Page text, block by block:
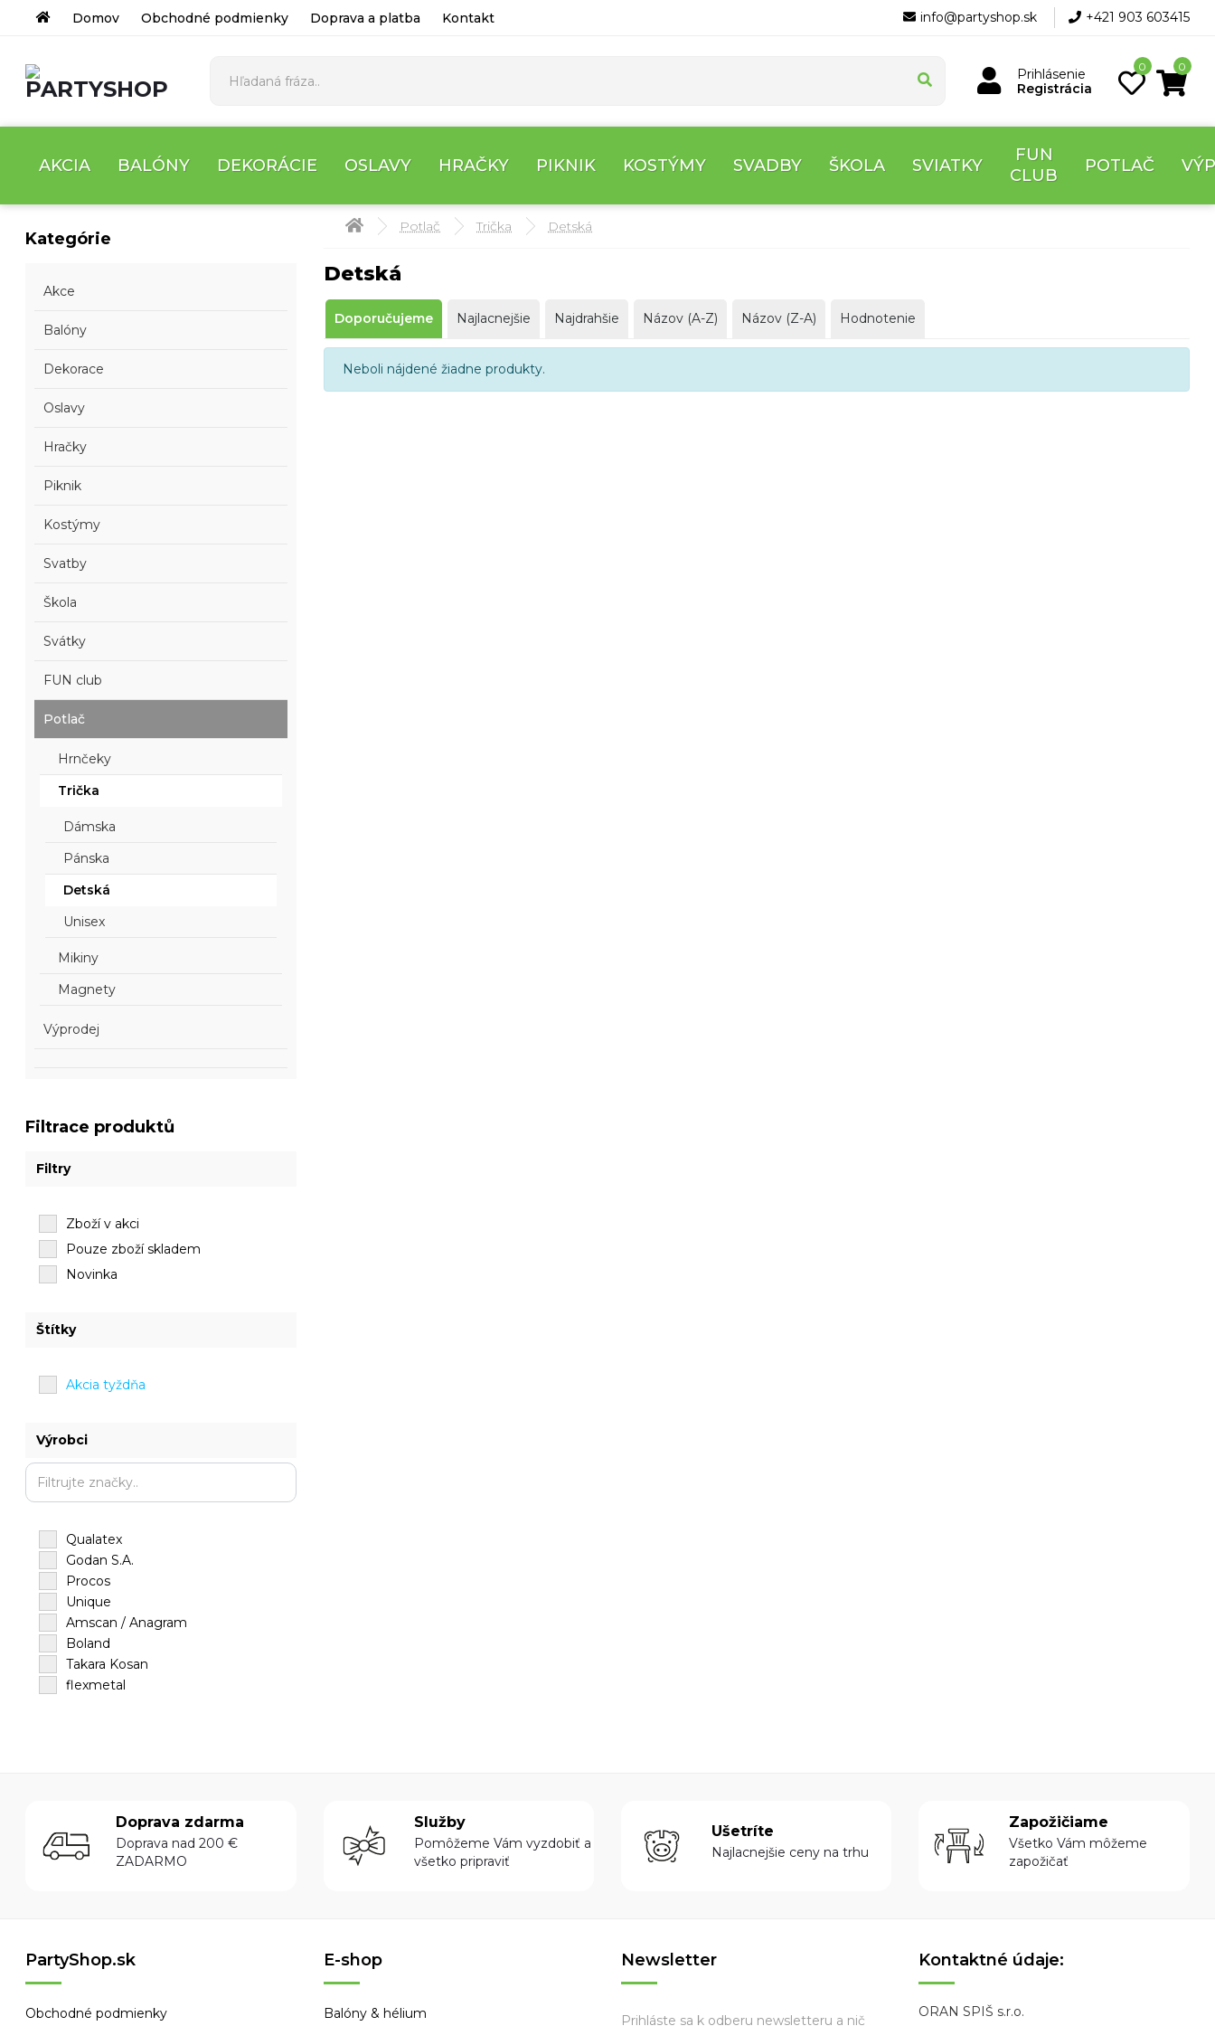
Domov Obchodné podmienky Doprava a platba Kontakt info@partyshop.sk +421 903 603415
Prihlásenie
Registrácia
0 0
AKCIA BALÓNY DEKORÁCIE OSLAVY HRAČKY PIKNIK KOSTÝMY SVADBY ŠKOLA SVIATKY
FUN
CLUB
POTLAČ
Kategórie
Akce
Balóny
Dekorace
Oslavy
Hračky
Piknik
Kostýmy
Svatby
Škola
Svátky
FUN club
Potlač
Hrnčeky
Trička
Dámska
Pánska
Detská
Unisex
Mikiny
Magnety
Výprodej
Filtrace produktů
Filtry
Zboží v akci
Pouze zboží skladem
Novinka
Štítky
Akcia tyždňa
Výrobci
Qualatex
Godan S.A.
Procos
Unique
Amscan / Anagram
Boland
Takara Kosan
flexmetal
Potlač Trička Detská
Detská
Doporučujeme Najlacnejšie Najdrahšie Názov (A-Z) Názov (Z-A) Hodnotenie
Neboli nájdené žiadne produkty.
Doprava zdarma
Doprava nad 200 €
ZADARMO
Služby
Pomôžeme Vám vyzdobiť a
všetko pripraviť
Ušetríte
Najlacnejšie ceny na trhu
Zapožičiame
Všetko Vám môžeme
zapožičať
PartyShop.sk
Obchodné podmienky
E-shop
Balóny & hélium
Newsletter
Prihláste sa k odberu newsletteru a nič
Kontaktné údaje:
ORAN SPIŠ s.r.o.